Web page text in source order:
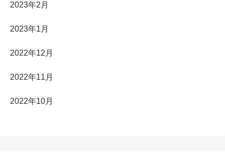
2023年2月
2023年1月
2022年12月
2022年11月
2022年10月